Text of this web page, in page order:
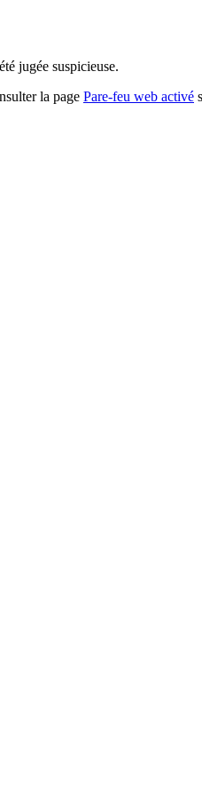
jugée suspicieuse.
la page Pare-feu web activé